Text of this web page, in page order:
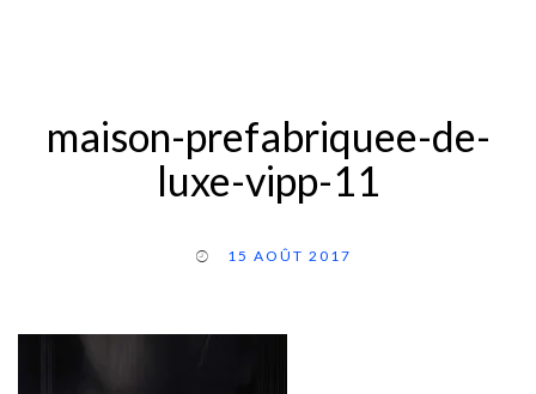
maison-prefabriquee-de-
luxe-vipp-11
15 AOÛT 2017